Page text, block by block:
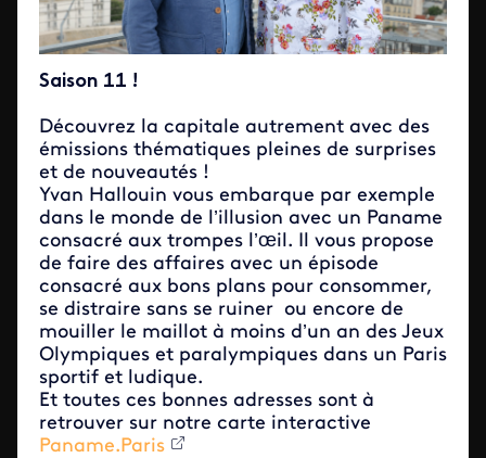
Saison 11 !
Découvrez la capitale autrement avec des
émissions thématiques pleines de surprises
et de nouveautés !
Yvan Hallouin vous embarque par exemple
dans le monde de l’illusion avec un Paname
consacré aux trompes l’œil. Il vous propose
de faire des affaires avec un épisode
consacré aux bons plans pour consommer,
se distraire sans se ruiner ou encore de
mouiller le maillot à moins d’un an des Jeux
Olympiques et paralympiques dans un Paris
sportif et ludique.
Et toutes ces bonnes adresses sont à
retrouver sur notre carte interactive
Paname.Paris